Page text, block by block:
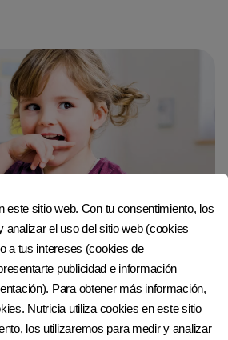
da un paso atrás
este sitio web. Con tu consentimiento, los
analizar el uso del sitio web (cookies
a tus intereses (cookies de
publicidad e información
Para obtener más información,
Nutricia utiliza cookies en este sitio
los utilizaremos para medir y analizar